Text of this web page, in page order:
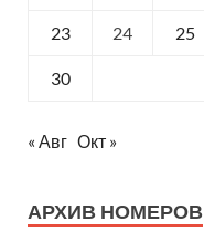
23 24 25
30
« Авг Окт »
АРХИВ НОМЕРОВ